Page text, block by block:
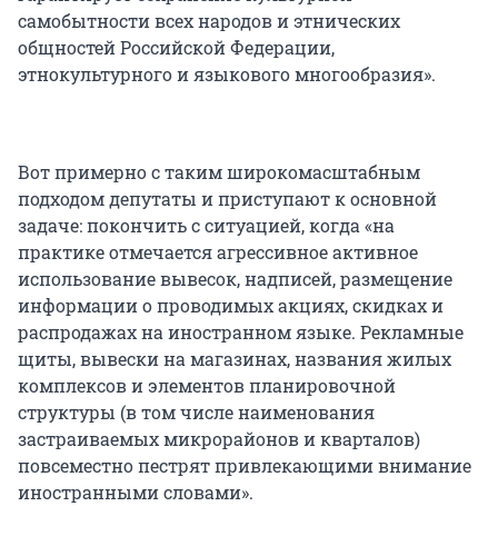
самобытности всех народов и этнических
общностей Российской Федерации,
этнокультурного и языкового многообразия».
Вот примерно с таким широкомасштабным
подходом депутаты и приступают к основной
задаче: покончить с ситуацией, когда «на
практике отмечается агрессивное активное
использование вывесок, надписей, размещение
информации о проводимых акциях, скидках и
распродажах на иностранном языке. Рекламные
щиты, вывески на магазинах, названия жилых
комплексов и элементов планировочной
структуры (в том числе наименования
застраиваемых микрорайонов и кварталов)
повсеместно пестрят привлекающими внимание
иностранными словами».